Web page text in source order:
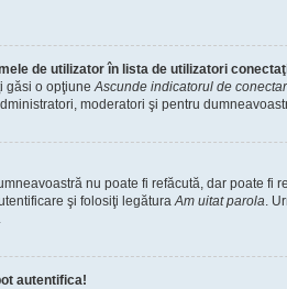
de utilizator în lista de utilizatori
găsi o opţiuneAscunde indicatorul de
moderatori şi pentru
nu poate fi refăcută, dar poate fi
şi folosiţi legăturaAm uitat parola.
autentifica!